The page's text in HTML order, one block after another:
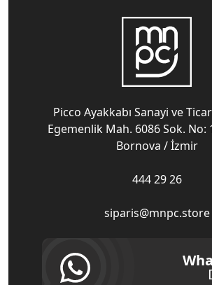
Picco Ayakkabı Sanayi ve
Egemenlik Mah. 6086 Sok. No:
Bornova / İzmir
444 29 26
siparis@mnpc.store